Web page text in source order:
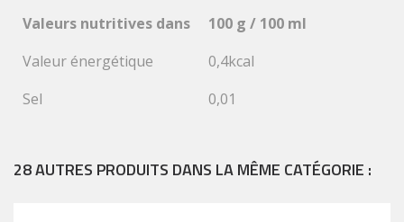
Valeurs nutritives dans
100 g / 100 ml
Valeur énergétique
0,4kcal
Sel
0,01
28 AUTRES PRODUITS DANS LA MÊME CATÉGORIE :